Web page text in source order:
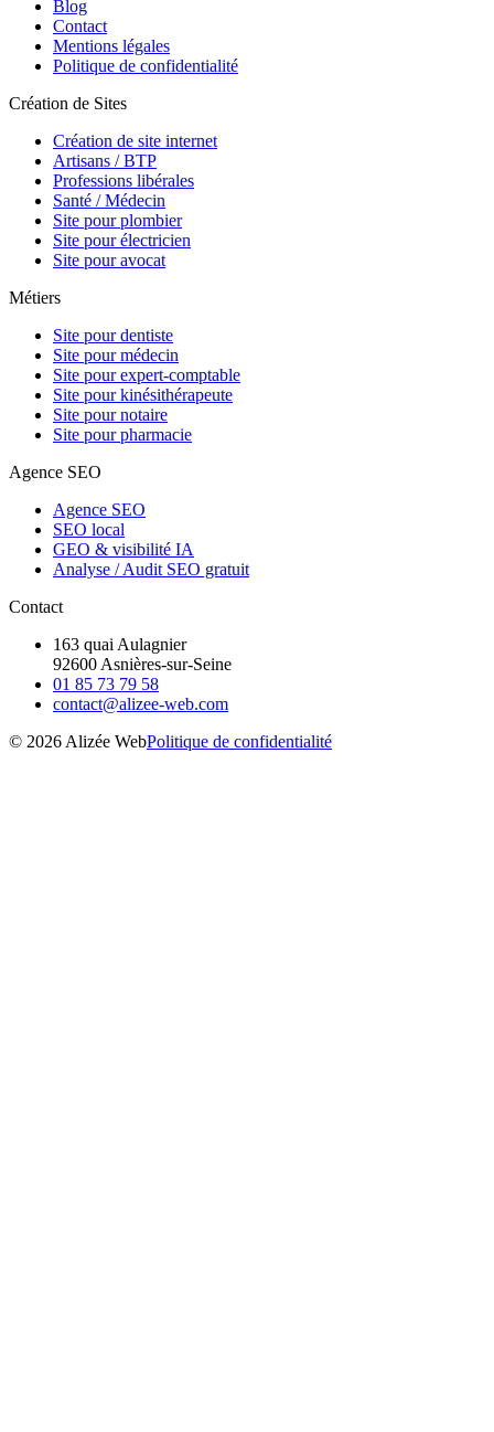
Blog
Contact
Mentions légales
Politique de confidentialité
Création de Sites
Création de site internet
Artisans / BTP
Professions libérales
Santé / Médecin
Site pour plombier
Site pour électricien
Site pour avocat
Métiers
Site pour dentiste
Site pour médecin
Site pour expert-comptable
Site pour kinésithérapeute
Site pour notaire
Site pour pharmacie
Agence SEO
Agence SEO
SEO local
GEO & visibilité IA
Analyse / Audit SEO gratuit
Contact
163 quai Aulagnier
92600 Asnières-sur-Seine
01 85 73 79 58
contact@alizee-web.com
© 2026 Alizée WebPolitique de confidentialité